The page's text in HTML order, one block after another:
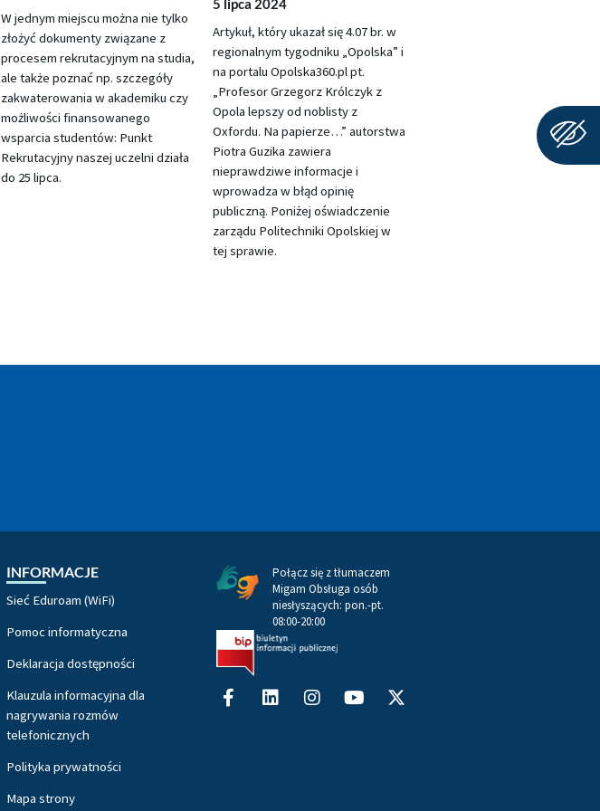
W jednym miejscu można nie tylko
złożyć dokumenty związane z
procesem rekrutacyjnym na studia,
ale także poznać np. szczegóły
zakwaterowania w akademiku czy
możliwości finansowanego
wsparcia studentów: Punkt
Rekrutacyjny naszej uczelni działa
do 25 lipca.
5 lipca 2024
Artykuł, który ukazał się 4.07 br. w
regionalnym tygodniku „Opolska” i
na portalu Opolska360.pl pt.
„Profesor Grzegorz Królczyk z
Opola lepszy od noblisty z
Oxfordu. Na papierze…” autorstwa
Piotra Guzika zawiera
nieprawdziwe informacje i
wprowadza w błąd opinię
publiczną. Poniżej oświadczenie
zarządu Politechniki Opolskiej w
tej sprawie.
INFORMACJE
Sieć Eduroam (WiFi)
Pomoc informatyczna
Deklaracja dostępności
Klauzula informacyjna dla
nagrywania rozmów
telefonicznych
Polityka prywatności
Mapa strony
Połącz się z tłumaczem
Migam Obsługa osób
niesłyszących: pon.-pt.
08:00-20:00
Facebook-
f
LinkedinInstagram
Youtube
X-
twitter